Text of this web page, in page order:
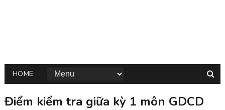
HOME
Điểm kiểm tra giữa kỳ 1 môn GDCD